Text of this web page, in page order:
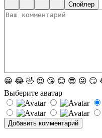
Спойлер
😀 😂 🤣 😍 😘 😊 😎 😜 😏
Выберите аватар